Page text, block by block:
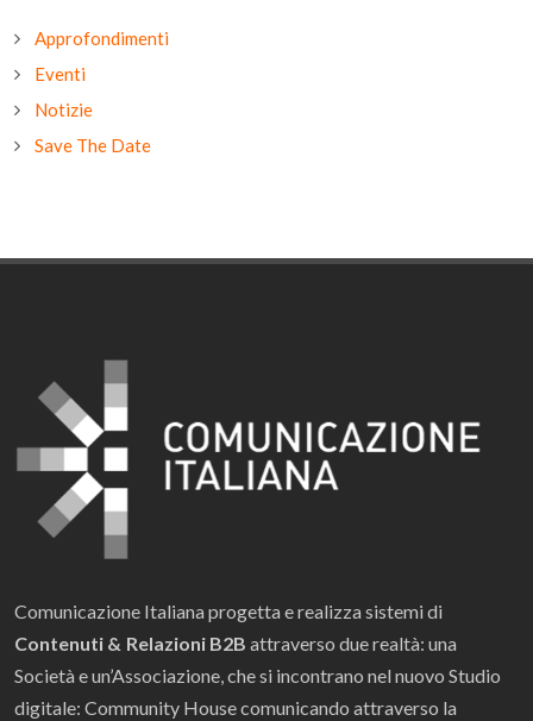
Approfondimenti
Eventi
Notizie
Save The Date
Comunicazione Italiana progetta e realizza sistemi di
Contenuti & Relazioni B2B attraverso due realtà: una
Società e un’Associazione, che si incontrano nel nuovo Studio
digitale: Community House comunicando attraverso la